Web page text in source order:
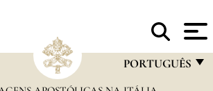
PORTUGUÊS